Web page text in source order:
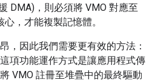
DMA)，則必須將 VMO 對應至
，才能複製記憶體。
，因此我們需要更有效的方法：
項功能運作方式是讓應用程式傳
VMO 註冊至堆疊中的最終驅動